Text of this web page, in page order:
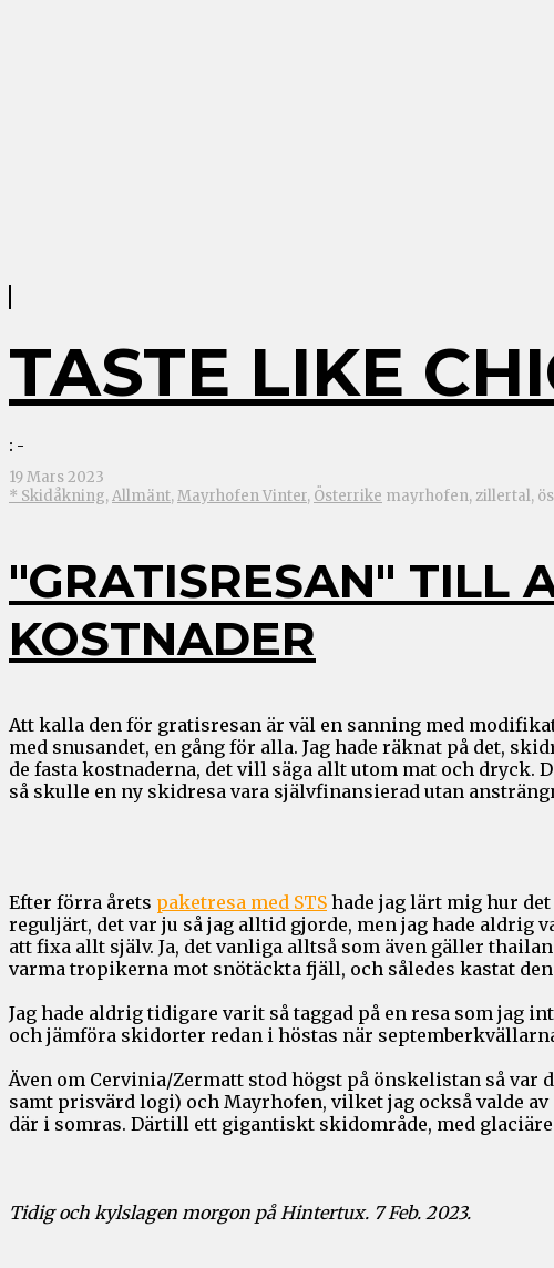
TASTE LIKE
: -
19 Mars 2023
* Skidåkning,Allmänt,Mayrhofen Vinter, Österrike mayrhofen, zillertal,
"GRATISRESAN" TILL
KOSTNADER
Att kalla den för gratisresan är väl en sanning med
med snusandet, en gång för alla. Jag hade räknat på det,
de fasta kostnaderna, det vill säga allt utom mat och dryck.
så skulle en ny skidresa vara självfinansierad utan
Efter förra årets paketresa med STS hade jag lärt mig hur
reguljärt, det var ju så jag alltid gjorde, men jag hade
att fixa allt själv. Ja, det vanliga alltså som även gäller
varma tropikerna mot snötäckta fjäll, och således kastat
Jag hade aldrig tidigare varit så taggad på en resa som jag
och jämföra skidorter redan i höstas när
Även om Cervinia/Zermatt stod högst på önskelistan så
samt prisvärd logi) och Mayrhofen, vilket jag också valde
där i somras. Därtill ett gigantiskt skidområde, med
Tidig och kylslagen morgon på Hintertux. 7 Feb. 2023.